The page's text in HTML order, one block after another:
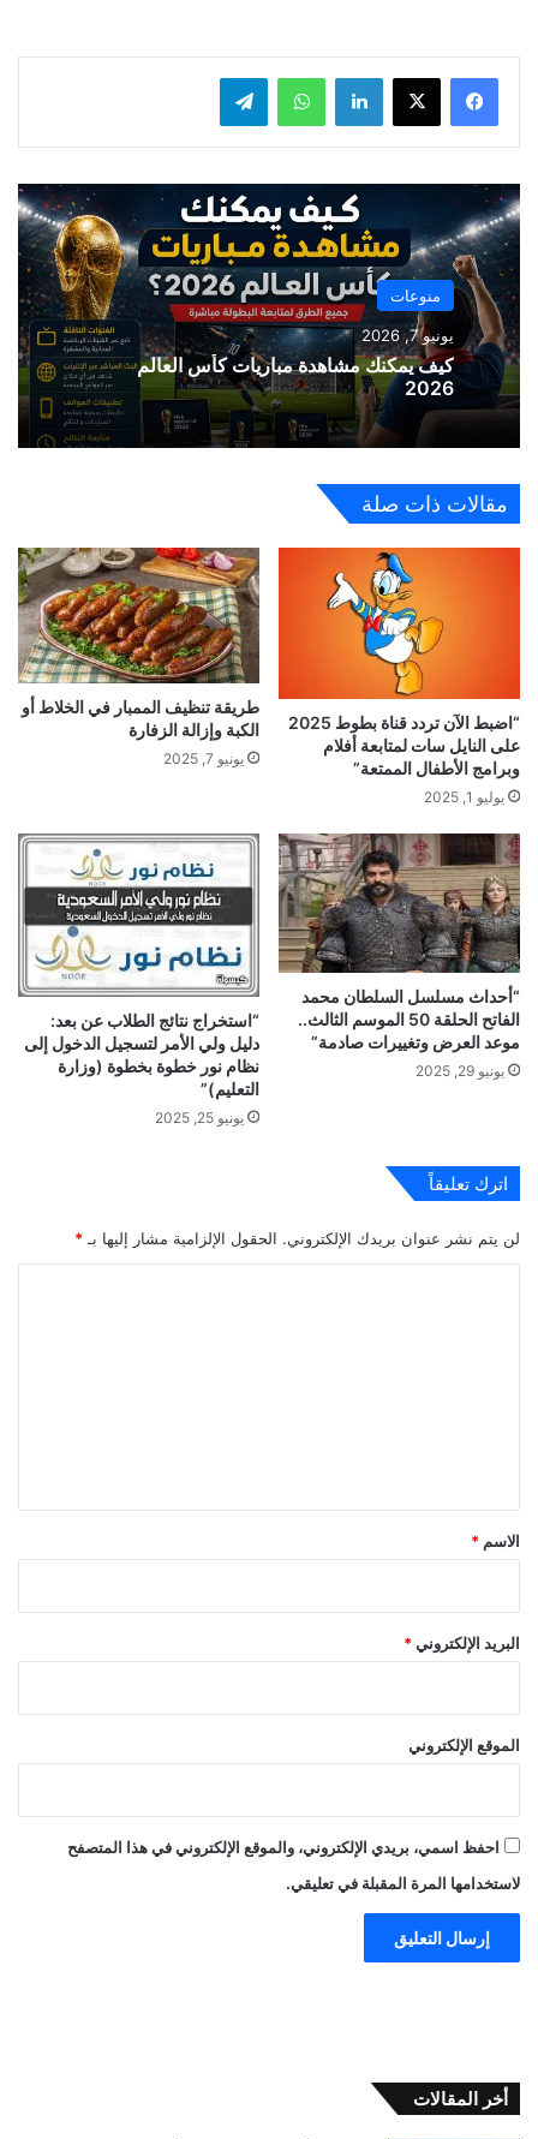
لينكدإن واتساب
منوعات
يونيو 7, 2026
كيف يمكنك مشاهدة مباريات كأس العالم
2026
مقالات ذات صلة
“اضبط الآن تردد قناة بطوط 2025
على النايل سات لمتابعة أفلام
وبرامج الأطفال الممتعة”
يوليو 1, 2025
طريقة تنظيف الممبار في الخلاط أو
الكبة وإزالة الزفارة
يونيو 7, 2025
“أحداث مسلسل السلطان محمد
الفاتح الحلقة 50 الموسم الثالث..
موعد العرض وتغييرات صادمة”
يونيو 29, 2025
“استخراج نتائج الطلاب عن بعد:
دليل ولي الأمر لتسجيل الدخول إلى
نظام نور خطوة بخطوة (وزارة
التعليم)”
يونيو 25, 2025
اترك تعليقاً
لن يتم نشر عنوان بريدك الإلكتروني. الحقول الإلزامية مشار إليها بـ *
*
الاسم *
البريد الإلكتروني *
الموقع الإلكتروني
احفظ اسمي، بريدي الإلكتروني، والموقع الإلكتروني في هذا المتصفح
لاستخدامها المرة المقبلة في تعليقي.
أخر المقالات